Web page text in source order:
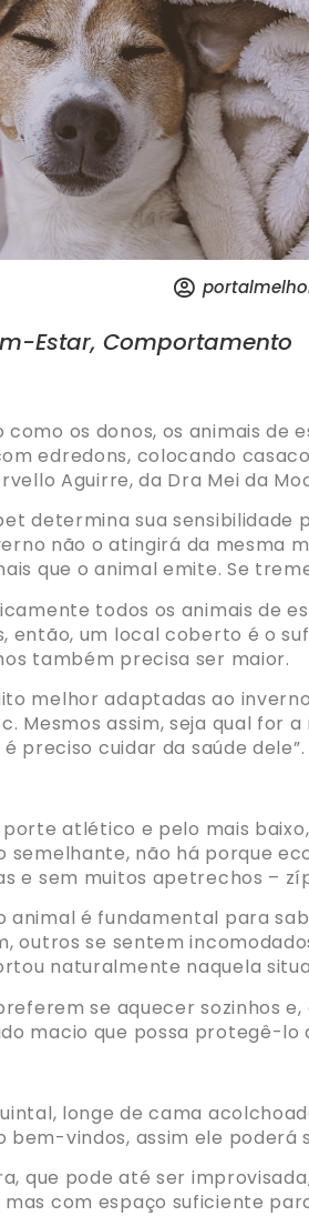
Estar, Comportamento
os donos, os animais
edredons, colocando
Aguirre, da Dra Mei da
determina sua
não o atingirá da mesma
que o animal emite. Se
todos os animais de
então, um local coberto é o
também precisa ser maior.
melhor adaptadas ao
Mesmos assim, seja qual
preciso cuidar da saúde dele”.
atlético e pelo mais
semelhante, não há porque
e sem muitos apetrechos –
animal é fundamental para
outros se sentem
naturalmente naquela
se aquecer sozinhos
macio que possa protegê-lo
longe de cama
vindos, assim ele poderá
que pode até ser
com espaço suficiente